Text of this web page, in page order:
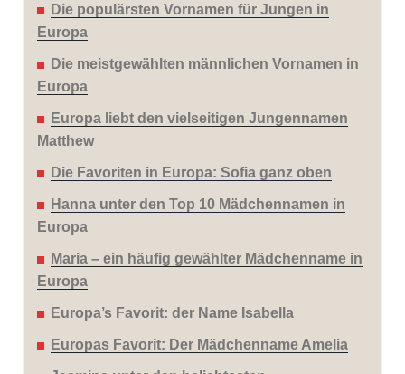
Die populärsten Vornamen für Jungen in
Europa
Die meistgewählten männlichen Vornamen in
Europa
Europa liebt den vielseitigen Jungennamen
Matthew
Die Favoriten in Europa: Sofia ganz oben
Hanna unter den Top 10 Mädchennamen in
Europa
Maria – ein häufig gewählter Mädchenname in
Europa
Europa’s Favorit: der Name Isabella
Europas Favorit: Der Mädchenname Amelia